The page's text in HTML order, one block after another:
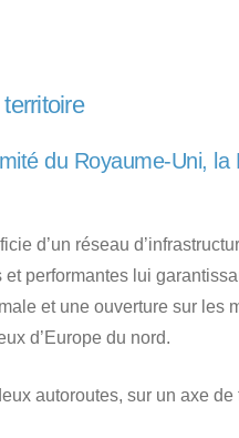
du Royaume-Uni, la
d’un réseau
performantes lui
et une ouverture sur les
d’Europe du nord.
autoroutes, sur un axe de